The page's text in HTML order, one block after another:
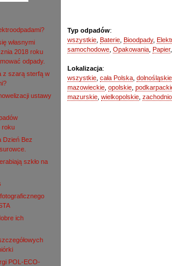
własnymi
2018 roku
odpady.
z szarą sterfą w
ustawy
roku
Dzień Bez
szkło na
ich
POL-ECO-
Typ odpadów:
wszystkie Baterie Bioodpady,
samochodowe Opakowania Papier,
Lokalizacja:
wszystkie cała Polska dolnośląskie
mazowieckie opolskie
mazurskie wielkopolskie